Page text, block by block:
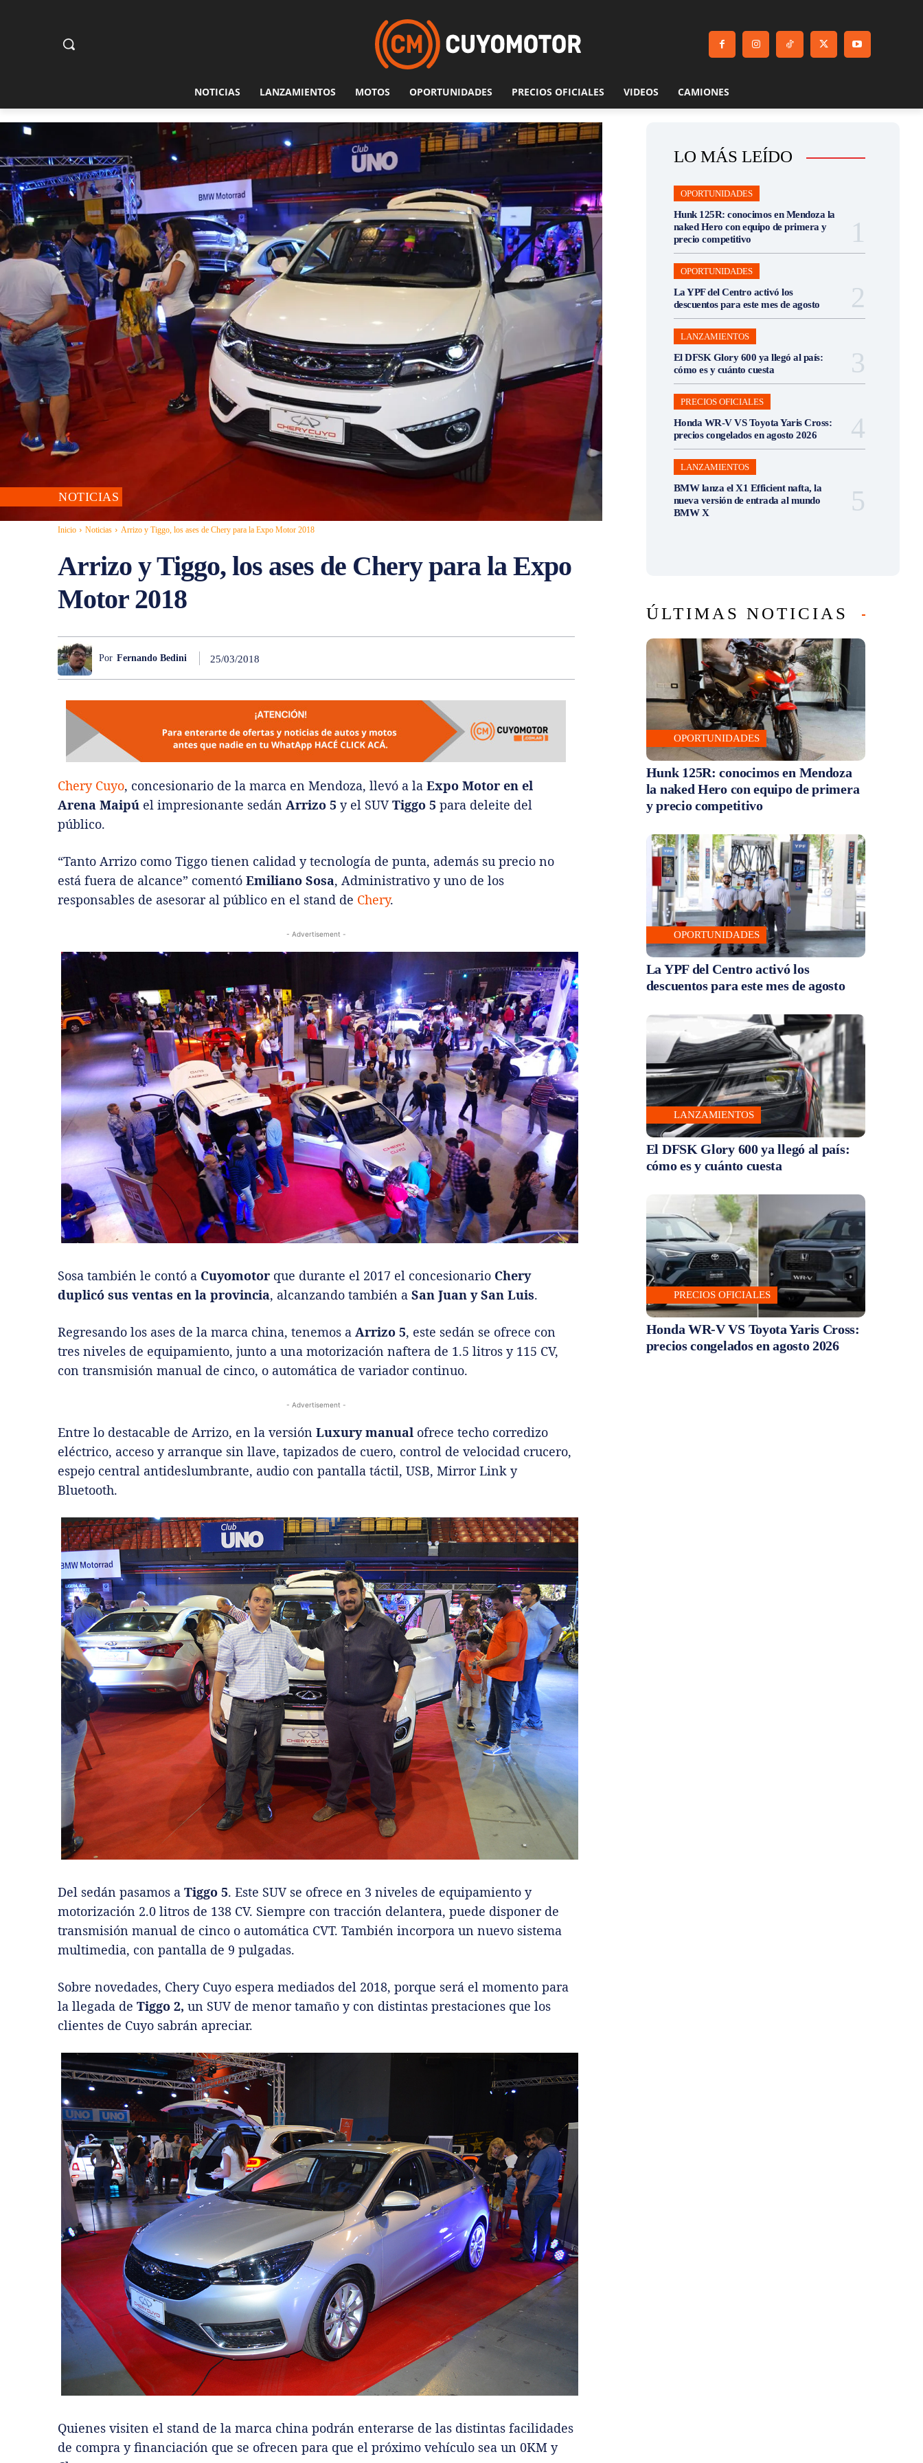
NOTICIAS LANZAMIENTOS MOTOS OPORTUNIDADES PRECIOS OFICIALES VIDEOS CAMIONES
NOTICIAS
Inicio Noticias Arrizo y Tiggo, los ases de Chery para la Expo Motor 2018
Arrizo y Tiggo, los ases de Chery para la Expo
Motor 2018
Por Fernando Bedini 25/03/2018
Chery Cuyo, concesionario de la marca en Mendoza, llevó a la Expo Motor en el
Arena Maipú el impresionante sedán Arrizo 5 y el SUVTiggo 5 para deleite del
público.
“Tanto Arrizo como Tiggo tienen calidad y tecnología de punta, además su precio no
está fuera de alcance” comentó Emiliano Sosa, Administrativo y uno de los
responsables de asesorar al público en el stand de Chery.
- Advertisement -
Sosa también le contó a Cuyomotor que durante el 2017 el concesionario Chery
duplicó sus ventas en la provincia, alcanzando también a San Juan y San Luis.
Regresando los ases de la marca china, tenemos a Arrizo 5, este sedán se ofrece con
tres niveles de equipamiento, junto a una motorización naftera de 1.5 litros y 115 CV,
con transmisión manual de cinco, o automática de variador continuo.
- Advertisement -
Entre lo destacable de Arrizo, en la versión Luxury manual ofrece techo corredizo
eléctrico, acceso y arranque sin llave, tapizados de cuero, control de velocidad crucero,
espejo central antideslumbrante, audio con pantalla táctil, USB, Mirror Link y
Bluetooth.
Del sedán pasamos a Tiggo 5. Este SUV se ofrece en 3 niveles de equipamiento y
motorización 2.0 litros de 138 CV. Siempre con tracción delantera, puede disponer de
transmisión manual de cinco o automática CVT. También incorpora un nuevo sistema
multimedia, con pantalla de 9 pulgadas.
Sobre novedades, Chery Cuyo espera mediados del 2018, porque será el momento para
la llegada de Tiggo 2, un SUV de menor tamaño y con distintas prestaciones que los
clientes de Cuyo sabrán apreciar.
Quienes visiten el stand de la marca china podrán enterarse de las distintas facilidades
de compra y financiación que se ofrecen para que el próximo vehículo sea un 0KM y
LO MÁS LEÍDO
OPORTUNIDADES
Hunk 125R: conocimos en Mendoza la
naked Hero con equipo de primera y
precio competitivo
OPORTUNIDADES
La YPF del Centro activó los
descuentos para este mes de agosto
LANZAMIENTOS
El DFSK Glory 600 ya llegó al país:
cómo es y cuánto cuesta
PRECIOS OFICIALES
Honda WR-V VS Toyota Yaris Cross:
precios congelados en agosto 2026
LANZAMIENTOS
BMW lanza el X1 Efficient nafta, la
nueva versión de entrada al mundo
BMW X
ÚLTIMAS NOTICIAS
OPORTUNIDADES
Hunk 125R: conocimos en Mendoza
la naked Hero con equipo de primera
y precio competitivo
OPORTUNIDADES
La YPF del Centro activó los
descuentos para este mes de agosto
LANZAMIENTOS
El DFSK Glory 600 ya llegó al país:
cómo es y cuánto cuesta
PRECIOS OFICIALES
Honda WR-V VS Toyota Yaris Cross:
precios congelados en agosto 2026